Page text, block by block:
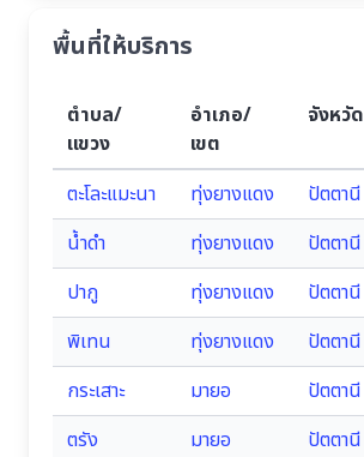
พื้นที่ให้บริการ
ตำบล/
แขวง
อำเภอ/
เขต
จังหวัด
ตะโละแมะนา ทุ่งยางแดง
ปัตตานี
น้ำดำ
ทุ่งยางแดง
ปัตตานี
ปากู
ทุ่งยางแดง
ปัตตานี
พิเทน
ทุ่งยางแดง
ปัตตานี
กระเสาะ
มายอ
ปัตตานี
ตรัง
มายอ
ปัตตานี